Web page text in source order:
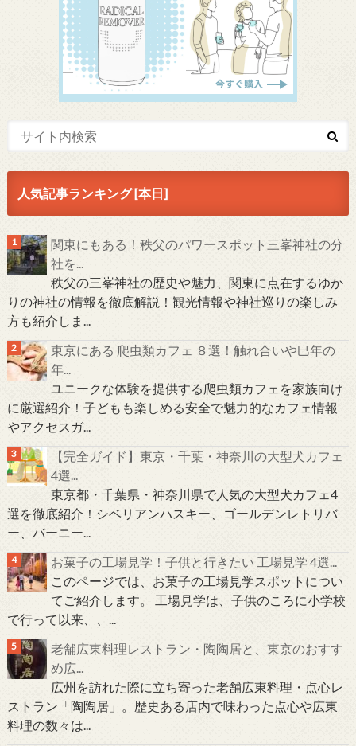
人気記事ランキング [本日]
関東にもある！秩父のパワースポット三峯神社の分
社を...
秩父の三峯神社の歴史や魅力、関東に点在するゆか
りの神社の情報を徹底解説！観光情報や神社巡りの楽しみ
方も紹介しま...
東京にある 爬虫類カフェ ８選！触れ合いや巳年の
年...
ユニークな体験を提供する爬虫類カフェを家族向け
に厳選紹介！子どもも楽しめる安全で魅力的なカフェ情報
やアクセスガ...
【完全ガイド】東京・千葉・神奈川の大型犬カフェ
4選...
東京都・千葉県・神奈川県で人気の大型犬カフェ4
選を徹底紹介！シベリアンハスキー、ゴールデンレトリバ
ー、バーニー...
お菓子の工場見学！子供と行きたい 工場見学 4選...
このページでは、お菓子の工場見学スポットについ
てご紹介します。 工場見学は、子供のころに小学校
で行って以来、、...
老舗広東料理レストラン・陶陶居と、東京のおすす
め広...
広州を訪れた際に立ち寄った老舗広東料理・点心レ
ストラン「陶陶居」。歴史ある店内で味わった点心や広東
料理の数々は...